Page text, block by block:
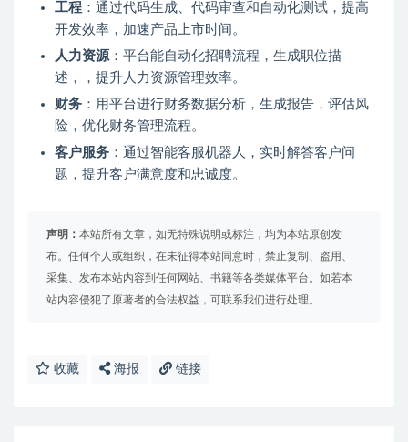
工程 ：通过代码生成、代码审查和自动化测试，提高
开发效率，加速产品上市时间。
人力资源：平台能自动化招聘流程，生成职位描
述，，提升人力资源管理效率。
财务 ：用平台进行财务数据分析，生成报告，评估风
险，优化财务管理流程。
客户服务 ：通过智能客服机器人，实时解答客户问
题，提升客户满意度和忠诚度。
声明： 本站所有文章，如无特殊说明或标注，均为本站原创发
布。任何个人或组织，在未征得本站同意时，禁止复制、盗用、
采集、发布本站内容到任何网站、书籍等各类媒体平台。如若本
站内容侵犯了原著者的合法权益，可联系我们进行处理。
收藏 海报 链接